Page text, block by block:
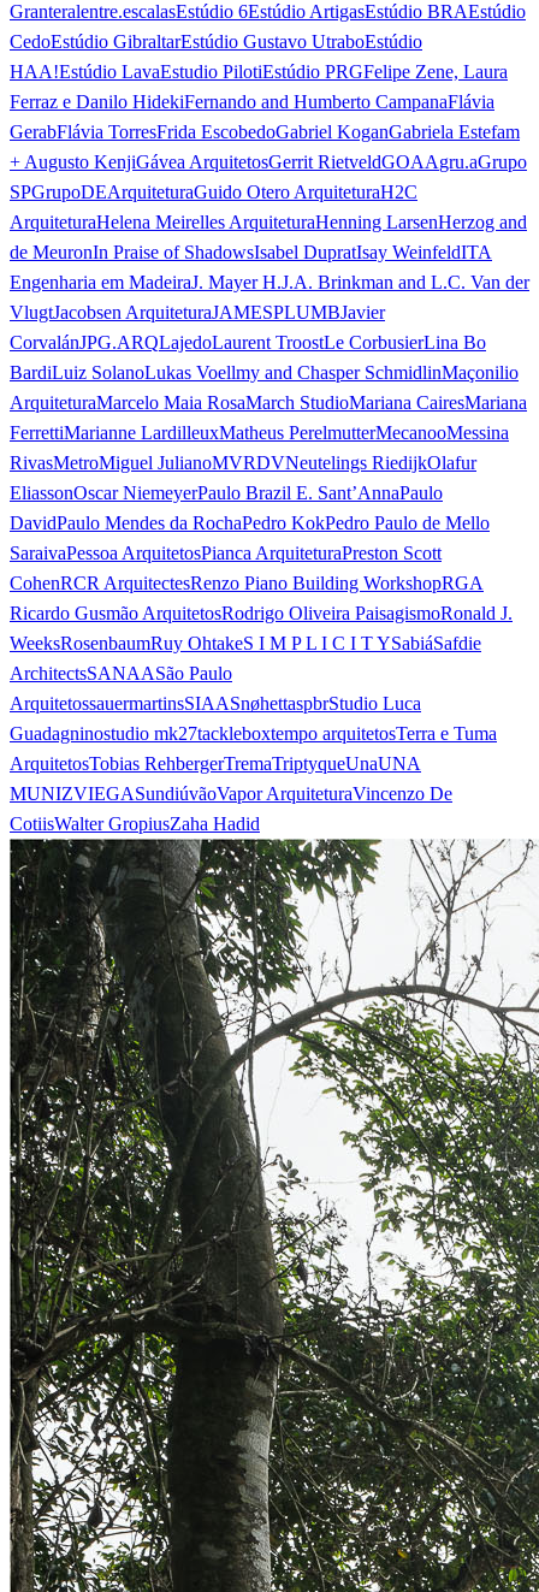
Granteralentre.escalasEstúdio 6Estúdio ArtigasEstúdio BRAEstúdio
CedoEstúdio GibraltarEstúdio Gustavo UtraboEstúdio
HAA!Estúdio LavaEstudio PilotiEstúdio PRGFelipe Zene, Laura
Ferraz e Danilo HidekiFernando and Humberto CampanaFlávia
GerabFlávia TorresFrida EscobedoGabriel KoganGabriela Estefam
+ Augusto KenjiGávea ArquitetosGerrit RietveldGOAAgru.aGrupo
SPGrupoDEArquiteturaGuido Otero ArquiteturaH2C
ArquiteturaHelena Meirelles ArquiteturaHenning LarsenHerzog and
de MeuronIn Praise of ShadowsIsabel DupratIsay WeinfeldITA
Engenharia em MadeiraJ. Mayer H.J.A. Brinkman and L.C. Van der
VlugtJacobsen ArquiteturaJAMESPLUMBJavier
CorvalánJPG.ARQLajedoLaurent TroostLe CorbusierLina Bo
BardiLuiz SolanoLukas Voellmy and Chasper SchmidlinMaçonilio
ArquiteturaMarcelo Maia RosaMarch StudioMariana CairesMariana
FerrettiMarianne LardilleuxMatheus PerelmutterMecanooMessina
RivasMetroMiguel JulianoMVRDVNeutelings RiedijkOlafur
EliassonOscar NiemeyerPaulo Brazil E. Sant’AnnaPaulo
DavidPaulo Mendes da RochaPedro KokPedro Paulo de Mello
SaraivaPessoa ArquitetosPianca ArquiteturaPreston Scott
CohenRCR ArquitectesRenzo Piano Building WorkshopRGA
Ricardo Gusmão ArquitetosRodrigo Oliveira PaisagismoRonald J.
WeeksRosenbaumRuy OhtakeS I M P L I C I T YSabiáSafdie
ArchitectsSANAASão Paulo
ArquitetossauermartinsSIAASnøhettaspbrStudio Luca
Guadagninostudio mk27tackleboxtempo arquitetosTerra e Tuma
ArquitetosTobias RehbergerTremaTriptyqueUnaUNA
MUNIZVIEGASundiúvãoVapor ArquiteturaVincenzo De
CotiisWalter GropiusZaha Hadid